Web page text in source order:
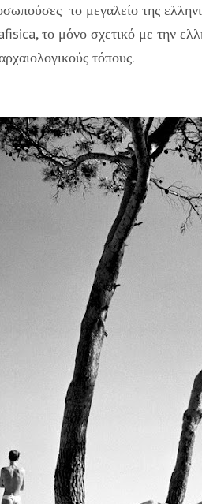
το μεγαλείο της
το μόνο σχετικό με την
τόπους.